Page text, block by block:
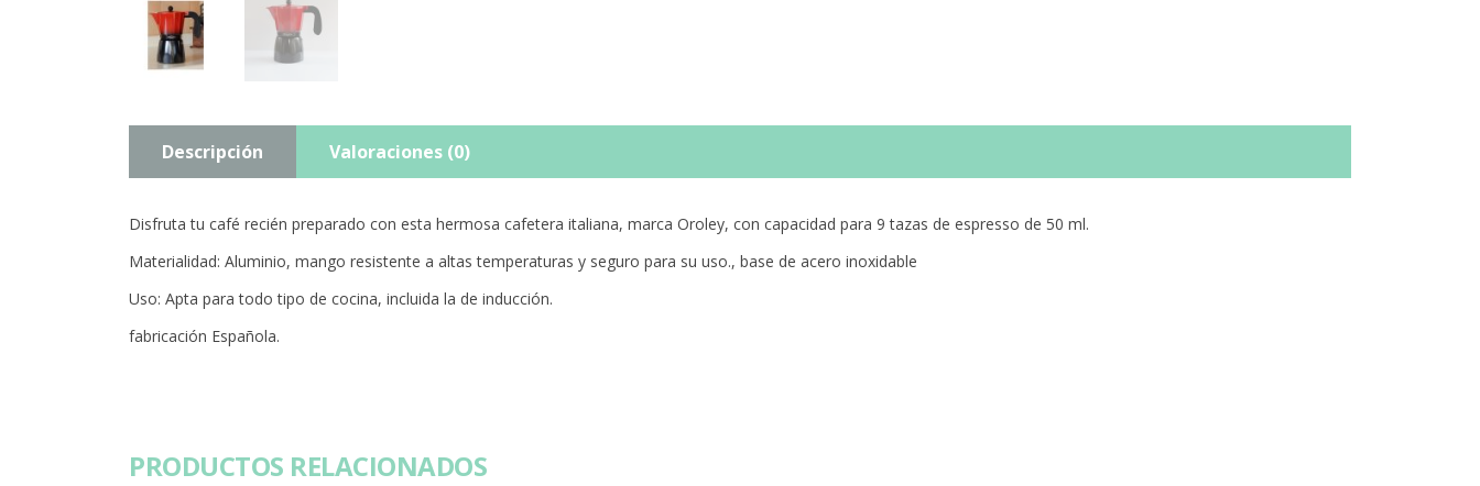
Descripción Valoraciones (0)
Disfruta tu café recién preparado con esta hermosa cafetera italiana, marca Oroley, con capacidad para 9 tazas de espresso de 50 ml.
Materialidad: Aluminio, mango resistente a altas temperaturas y seguro para su uso., base de acero inoxidable
Uso: Apta para todo tipo de cocina, incluida la de inducción.
fabricación Española.
PRODUCTOS RELACIONADOS